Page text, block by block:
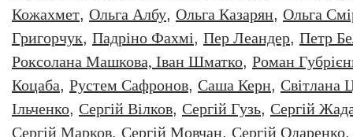
Кожахмет, Ольга Албу, Ольга Казарян, Ольга
Григорчук, Падріно Фахмі, Пер Леандер, Петр
Роксолана Машкова, Іван Шматко, Роман
Коцаба, Рустем Сафронов, Саша Керн, Світлана
Ільченко, Сергій Вілков, Сергій Гузь, Сергій
Сергій Марков, Сергій Мовчан, Сергій Одаренко